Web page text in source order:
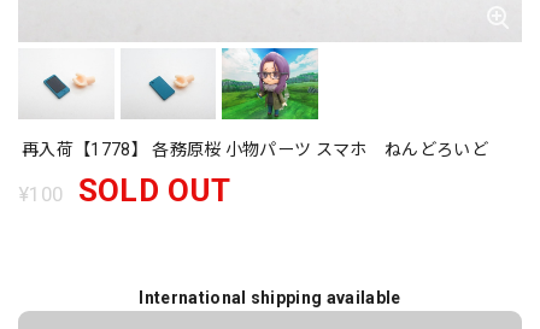
再入荷【1778】 各務原桜 小物パーツ スマホ ねんどろいど
¥100 SOLD OUT
International shipping available